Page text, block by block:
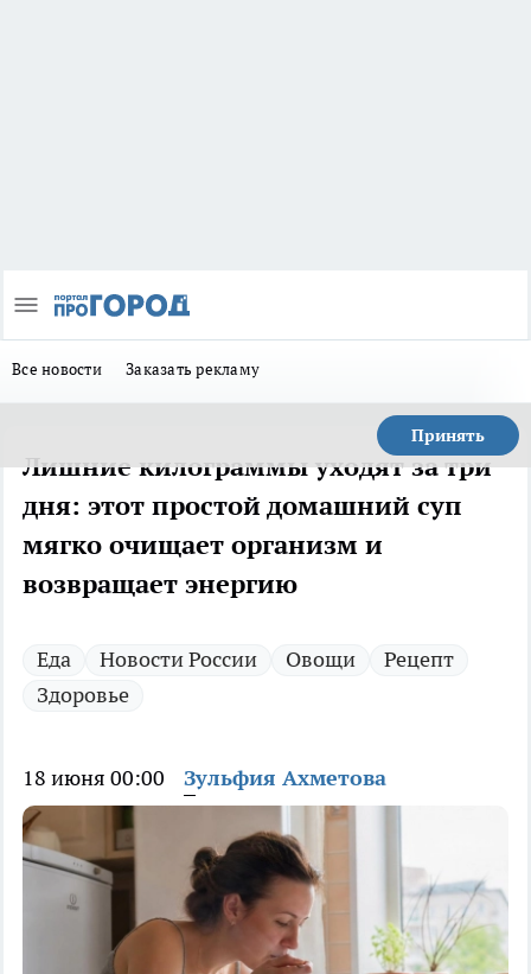
Все новости Заказать рекламу
Принять
Лишние килограммы уходят за три
дня: этот простой домашний суп
мягко очищает организм и
возвращает энергию
Еда Новости России Овощи
Рецепт
Здоровье
18 июня 00:00 Зульфия Ахметова